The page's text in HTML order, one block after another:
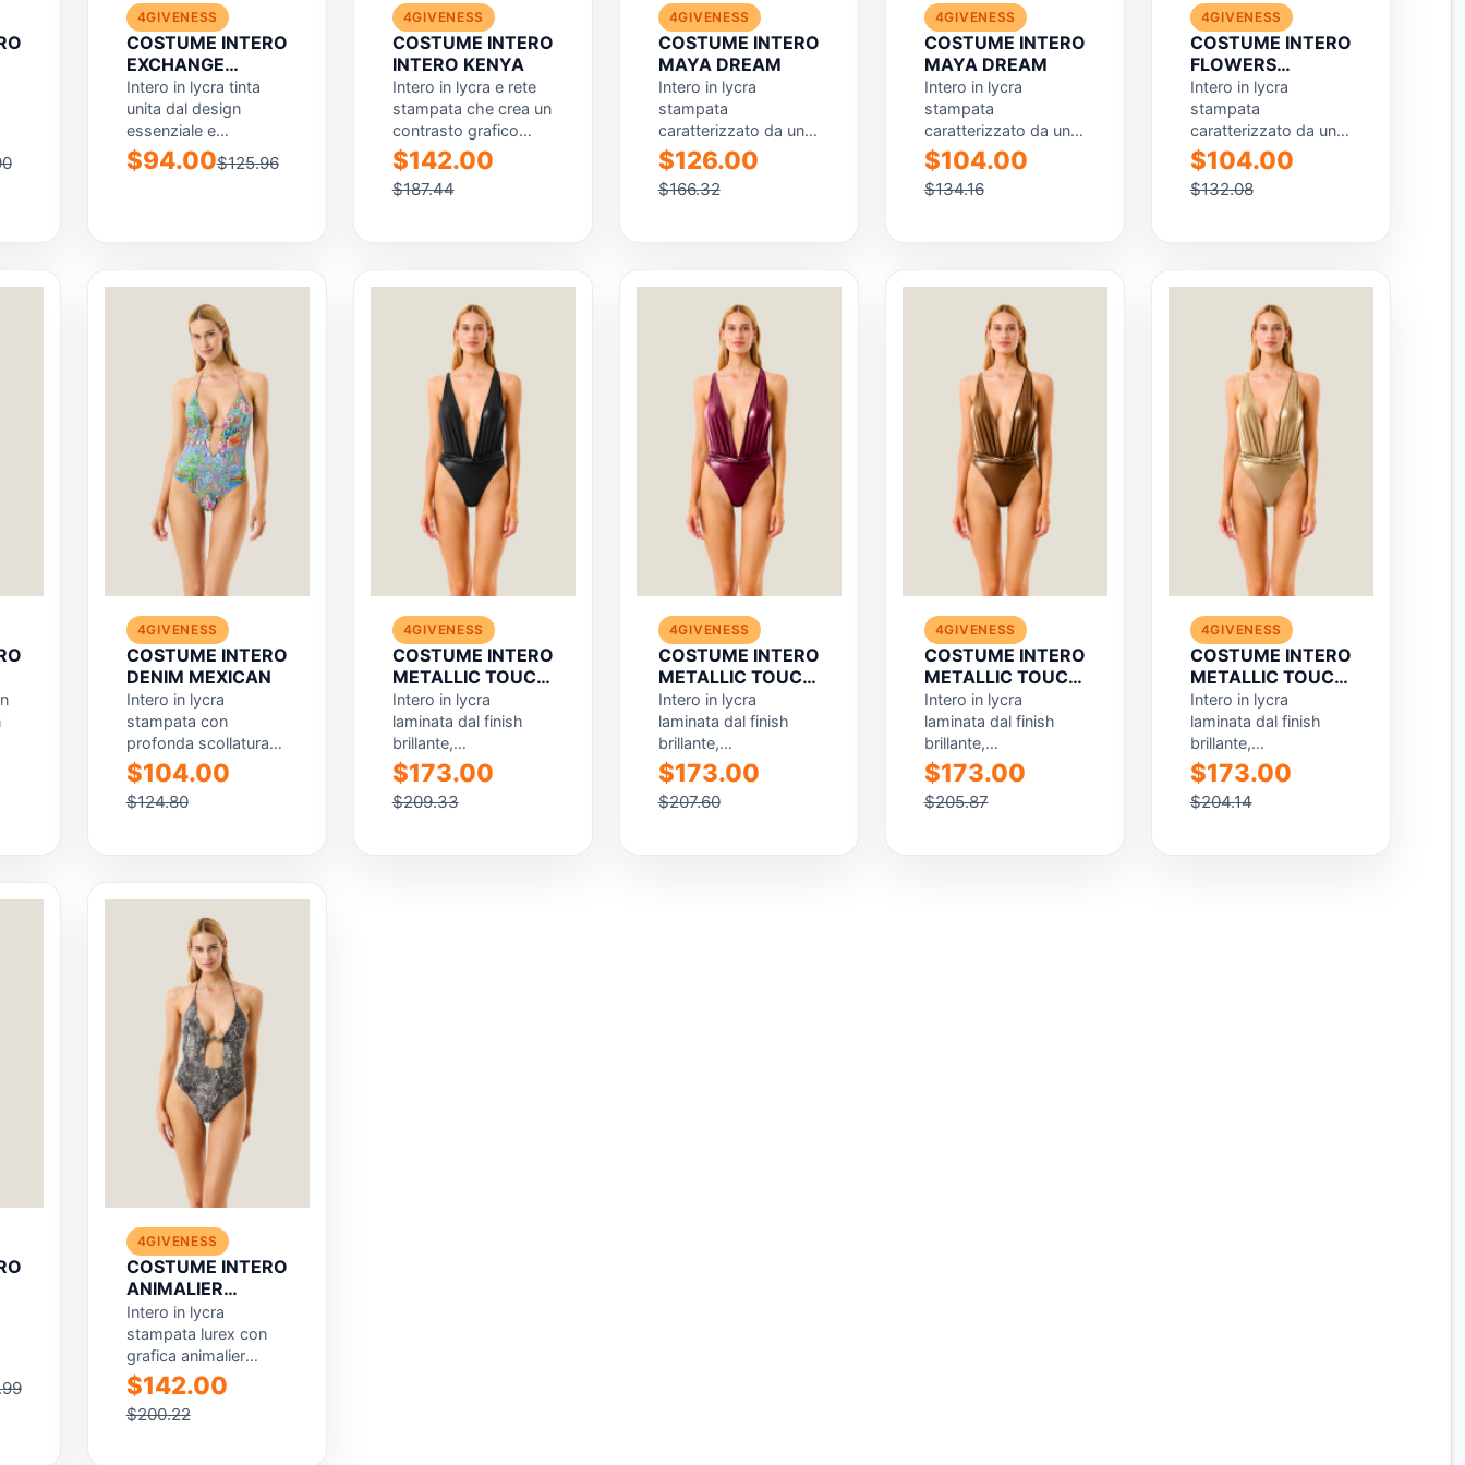
4GIVENESS
COSTUME INTERO
EXCHANGE
COLOR
Intero in lycra tinta
unita dal design
essenziale e
contemporaneo. Il
modello presenta
$94.00$125.96
4GIVENESS
COSTUME INTERO
INTERO KENYA
Intero in lycra e rete
stampata che crea un
contrasto grafico
deciso con la parte
inferiore in lycra...
$142.00
$187.44
4GIVENESS
COSTUME INTERO
MAYA DREAM
Intero in lycra
stampata
caratterizzato da una
grafica tropicale dal
mood vivace e
scenografico. Il top a
$126.00
$166.32
4GIVENESS
COSTUME INTERO
MAYA DREAM
Intero in lycra
stampata
caratterizzato da una
grafica tropicale che
dona profondità e
vitalità al design. Il
$104.00
$134.16
4GIVENESS
COSTUME INTERO
FLOWERS
COLORS
Intero in lycra
stampata
caratterizzato da una
grafica floreale, ricca
di dettagli e dal
fascino romantico. Il
$104.00
$132.08
4GIVENESS
COSTUME INTERO
DENIM MEXICAN
Intero in lycra
stampata con
profonda scollatura
frontale,
caratterizzato da una
grafica tropical su
$104.00
$124.80
4GIVENESS
COSTUME INTERO
METALLIC TOUCH
RESORT
Intero in lycra
laminata dal finish
brillante,
caratterizzato da una
profonda scollatura
frontale che crea un
$173.00
$209.33
4GIVENESS
COSTUME INTERO
METALLIC TOUCH
RESORT
Intero in lycra
laminata dal finish
brillante,
caratterizzato da una
profonda scollatura
frontale che crea un
$173.00
$207.60
4GIVENESS
COSTUME INTERO
METALLIC TOUCH
RESORT
Intero in lycra
laminata dal finish
brillante,
caratterizzato da una
profonda scollatura
frontale che crea un
$173.00
$205.87
4GIVENESS
COSTUME INTERO
METALLIC TOUCH
RESORT
Intero in lycra
laminata dal finish
brillante,
caratterizzato da una
profonda scollatura
frontale che crea un
$173.00
$204.14
4GIVENESS
COSTUME INTERO
ANIMALIER
RESORT
Intero in lycra
stampata lurex con
grafica animalier
mixata, per un effetto
brillante e dal
carattere deciso. Il...
$142.00
$200.22